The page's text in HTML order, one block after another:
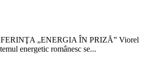
„ENERGIA ÎN PRIZĂ” Viorel
energetic românesc se...